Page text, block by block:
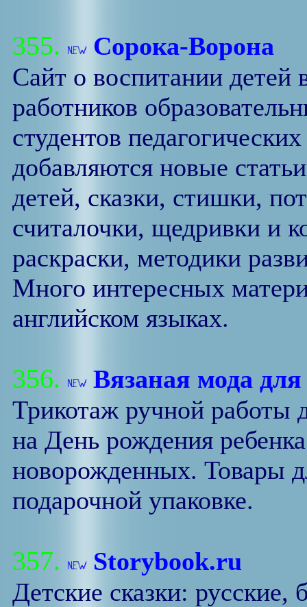
355.
Сорока-Ворона
Cайт о воспитании детей
работников
студентов
добавляются новые
детей, сказки, стишки,
считалочки, щедривки и
раскраски, методики
Много интересных
английском языках.
356.
Вязаная мода для
Трикотаж ручной работы
на День рождения
новорожденных. Товары
подарочной упаковке.
357.
Storybook.ru
Детские сказки: русские,